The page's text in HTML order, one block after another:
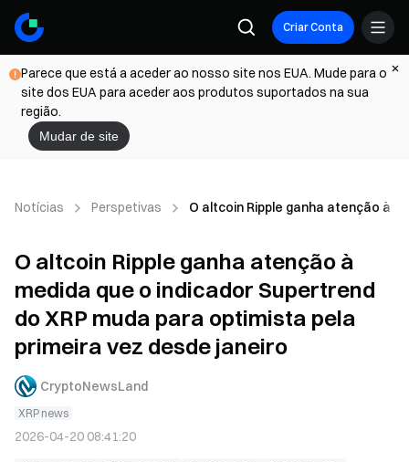
Criar Conta
Parece que está a aceder ao nosso site nos EUA. Mude para o
site dos EUA para aceder aos produtos suportados na sua
região.
Mudar de site
Notícias Perspetivas O altcoin Ripple ganha atenção à
O altcoin Ripple ganha atenção à
medida que o indicador Supertrend
do XRP muda para optimista pela
primeira vez desde janeiro
CryptoNewsLand
XRP news
2026-04-20 08:41:20